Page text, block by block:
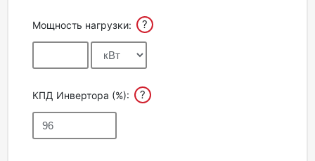
Мощность нагрузки: ?
КПД Инвертора (%): ?